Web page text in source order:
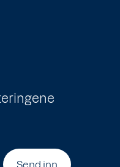
Send inn